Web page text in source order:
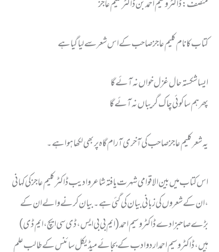
منصف: ڈاکٹر وسیم احمد بن ڈاکٹر کلیم عاجز
کتاب کا نام کلیم عاجز صاحب کے اس شعر سے لیا گیا ہے
ایسا شکستہ حال غزل خواں نہ آئے گا
پھر ہم سا کوئی چاک گریباں نہ آئے گا
یہ شعر کلیم عاجز صاحب کی آخری آرام گاہ پر بھی لکھا ہوا ہے۔
اس کتاب میں بین الاقوامی شہرت یافتہ شاعر وادیب ڈاکٹر کلیم عاجز کی کہانی
،ان کے شعروں کی زبانی بیان کی گئی ہے ۔ بیان کرنے والے ان کے
بڑے صاحبزادے ڈاکٹر وسیم احمد ( ایم بی بی ایس، ڈی سی ایچ ، ایم ڈی )
ہیں ، ڈاکٹر وسیم احمد اردو ادب کے بجائے میڈیکل سائنس کے طالب علم